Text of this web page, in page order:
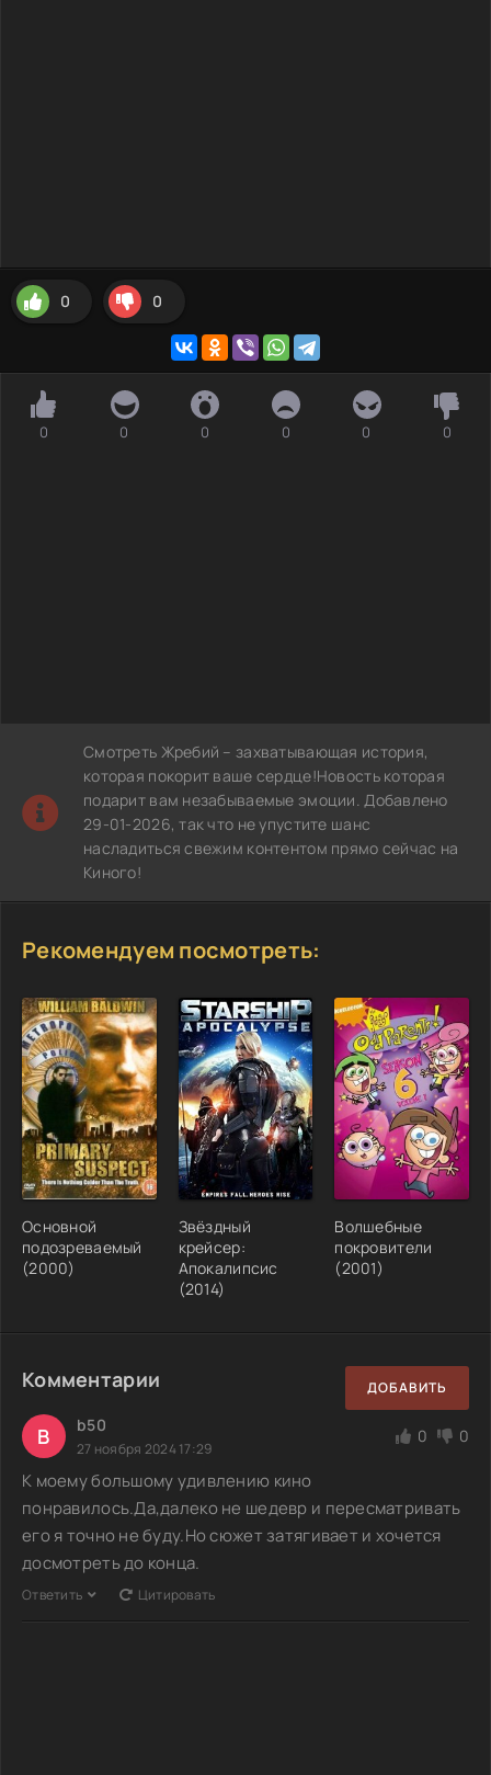
0 0
0 0 0 0 0 0
Смотреть Жребий – захватывающая история,
которая покорит ваше сердце!Новость которая
подарит вам незабываемые эмоции. Добавлено
29-01-2026, так что не упустите шанс
насладиться свежим контентом прямо сейчас на
Киного!
Рекомендуем посмотреть:
Основной
подозреваемый
(2000)
Звёздный
крейсер:
Апокалипсис
(2014)
Волшебные
покровители
(2001)
Комментарии ДОБАВИТЬ
B b50
27 ноября 2024 17:29
0 0
К моему большому удивлению кино
понравилось.Да,далеко не шедевр и пересматривать
его я точно не буду.Но сюжет затягивает и хочется
досмотреть до конца.
Ответить Цитировать